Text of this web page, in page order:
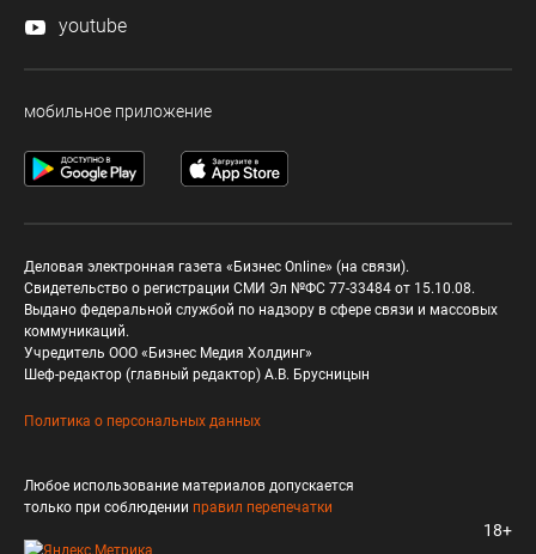
youtube
мобильное приложение
Деловая электронная газета «Бизнес Online» (на связи).
Свидетельство о регистрации СМИ Эл №ФС 77-33484 от 15.10.08.
Выдано федеральной службой по надзору в сфере связи и массовых
коммуникаций.
Учредитель ООО «Бизнес Медия Холдинг»
Шеф-редактор (главный редактор) А.В. Брусницын
Политика о персональных данных
Любое использование материалов допускается
только при соблюдении правил перепечатки
18+